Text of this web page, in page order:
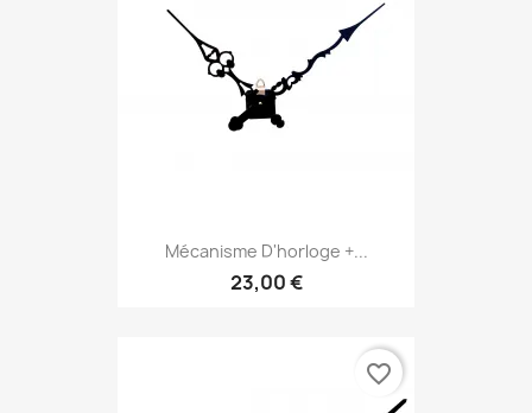
Mécanisme D'horloge +...
23,00 €
favorite_border